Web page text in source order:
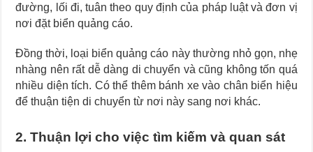
đường, lối đi, tuân theo quy định của pháp luật và đơn vị
nơi đặt biển quảng cáo.
Đồng thời, loại biển quảng cáo này thường nhỏ gọn, nhẹ
nhàng nên rất dễ dàng di chuyển và cũng không tốn quá
nhiều diện tích. Có thể thêm bánh xe vào chân biển hiệu
để thuận tiện di chuyển từ nơi này sang nơi khác.
2. Thuận lợi cho việc tìm kiếm và quan sát